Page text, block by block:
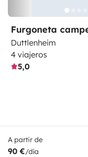
Furgoneta
Duttlenheim
4 viajeros
5,0
A partir de
90 €/día